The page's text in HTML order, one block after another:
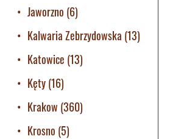
Jaworzno (6)
Kalwaria Zebrzydowska (13)
Katowice (13)
Kęty(16)
Krakow (360)
Krosno (5)